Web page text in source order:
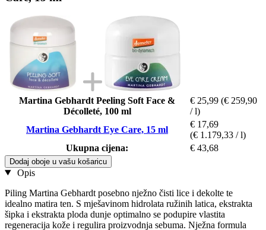
Martina Gebhardt Peeling Soft Face &
Décolleté, 100 ml
€ 25,99 (€ 259,90
/ l)
Martina Gebhardt Eye Care, 15 ml
€ 17,69
(€ 1.179,33 / l)
Ukupna cijena:
€ 43,68
Dodaj oboje u vašu košaricu
Opis
Piling Martina Gebhardt posebno nježno čisti lice i dekolte te
idealno matira ten. S mješavinom hidrolata ružinih latica, ekstrakta
šipka i ekstrakta ploda dunje optimalno se podupire vlastita
regeneracija kože i regulira proizvodnja sebuma. Nježna formula